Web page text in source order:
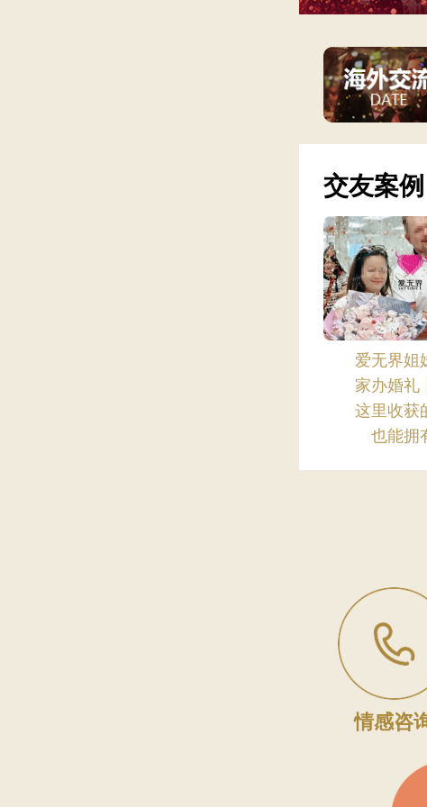
交友案例
爱无界姐
家办婚礼
这里收获
也能拥
情感咨